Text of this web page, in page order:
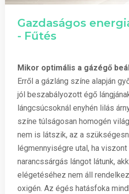
Gazdaságos
- Fűtés
Mikor optimális a gázégő
Erről a gázláng színe alapján
jól beszabályozott égő
lángcsúcsoknál enyhén lilás
színe túlságosan homogén
nem is látszik, az a
légmennyiségre utal, ha
narancssárgás lángot látunk,
elégetéséhez nem áll
oxigén. Az égés hatásfoka